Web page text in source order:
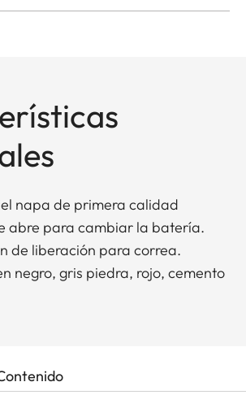
napa de primera calidad
abre para cambiar la batería.
de liberación para correa.
negro, gris piedra, rojo, cemento